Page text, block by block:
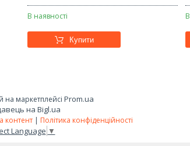
В наявності
Купити
на маркетплейсі Prom.ua
на Bigl.ua
контент | Політика конфіденційності
Language ▼